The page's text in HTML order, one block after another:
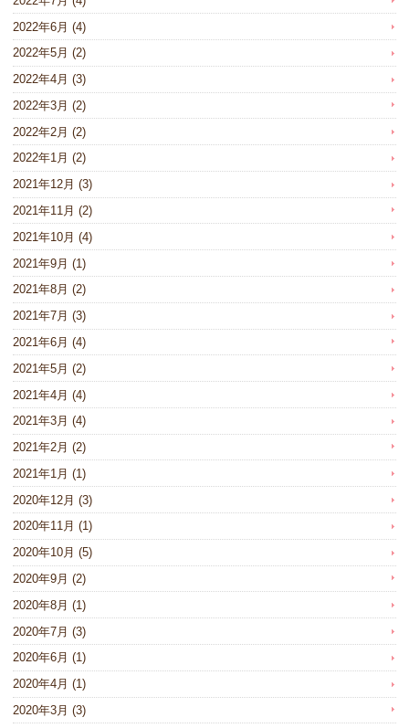
2022年6月 (4)
2022年5月 (2)
2022年4月 (3)
2022年3月 (2)
2022年2月 (2)
2022年1月 (2)
2021年12月 (3)
2021年11月 (2)
2021年10月 (4)
2021年9月 (1)
2021年8月 (2)
2021年7月 (3)
2021年6月 (4)
2021年5月 (2)
2021年4月 (4)
2021年3月 (4)
2021年2月 (2)
2021年1月 (1)
2020年12月 (3)
2020年11月 (1)
2020年10月 (5)
2020年9月 (2)
2020年8月 (1)
2020年7月 (3)
2020年6月 (1)
2020年4月 (1)
2020年3月 (3)